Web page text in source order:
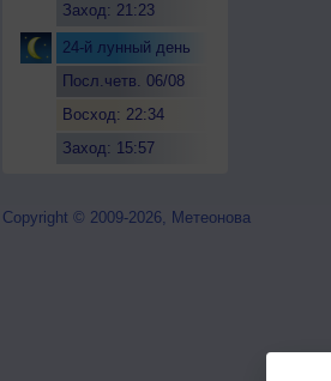
Заход: 21:23
24-й лунный день
Посл.четв. 06/08
Восход: 22:34
Заход: 15:57
Copyright © 2009-2026, Метеонова